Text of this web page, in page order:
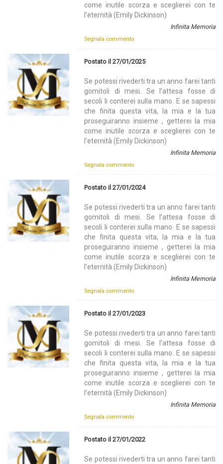
come inutile scorza e sceglierei con te
l’eternità (Emily Dickinson)
Infinita Memoria
Segnala commento
Postato il 27/01/2025
Se potessi rivederti tra un anno farei tanti
gomitoli di mesi. Se l’attesa fosse di
secoli li conterei sulla mano. E se sapessi
che finita questa vita, la mia e la tua
proseguiranno insieme , getterei la mia
come inutile scorza e sceglierei con te
l’eternità (Emily Dickinson)
Infinita Memoria
Segnala commento
Postato il 27/01/2024
Se potessi rivederti tra un anno farei tanti
gomitoli di mesi. Se l’attesa fosse di
secoli li conterei sulla mano. E se sapessi
che finita questa vita, la mia e la tua
proseguiranno insieme , getterei la mia
come inutile scorza e sceglierei con te
l’eternità (Emily Dickinson)
Infinita Memoria
Segnala commento
Postato il 27/01/2023
Se potessi rivederti tra un anno farei tanti
gomitoli di mesi. Se l’attesa fosse di
secoli li conterei sulla mano. E se sapessi
che finita questa vita, la mia e la tua
proseguiranno insieme , getterei la mia
come inutile scorza e sceglierei con te
l’eternità (Emily Dickinson)
Infinita Memoria
Segnala commento
Postato il 27/01/2022
Se potessi rivederti tra un anno farei tanti